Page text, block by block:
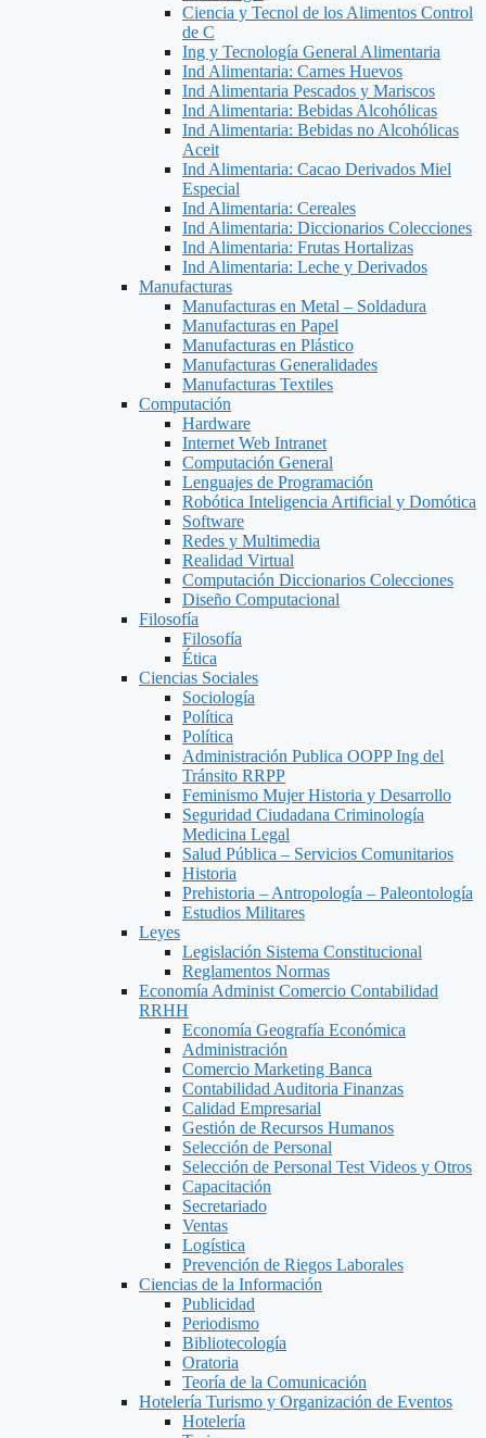
Ciencia y Tecnol de los Alimentos Control
de C
Ing y Tecnología General Alimentaria
Ind Alimentaria: Carnes Huevos
Ind Alimentaria Pescados y Mariscos
Ind Alimentaria: Bebidas Alcohólicas
Ind Alimentaria: Bebidas no Alcohólicas
Aceit
Ind Alimentaria: Cacao Derivados Miel
Especial
Ind Alimentaria: Cereales
Ind Alimentaria: Diccionarios Colecciones
Ind Alimentaria: Frutas Hortalizas
Ind Alimentaria: Leche y Derivados
Manufacturas
Manufacturas en Metal – Soldadura
Manufacturas en Papel
Manufacturas en Plástico
Manufacturas Generalidades
Manufacturas Textiles
Computación
Hardware
Internet Web Intranet
Computación General
Lenguajes de Programación
Robótica Inteligencia Artificial y Domótica
Software
Redes y Multimedia
Realidad Virtual
Computación Diccionarios Colecciones
Diseño Computacional
Filosofía
Filosofía
Ética
Ciencias Sociales
Sociología
Política
Política
Administración Publica OOPP Ing del
Tránsito RRPP
Feminismo Mujer Historia y Desarrollo
Seguridad Ciudadana Criminología
Medicina Legal
Salud Pública – Servicios Comunitarios
Historia
Prehistoria – Antropología – Paleontología
Estudios Militares
Leyes
Legislación Sistema Constitucional
Reglamentos Normas
Economía Administ Comercio Contabilidad
RRHH
Economía Geografía Económica
Administración
Comercio Marketing Banca
Contabilidad Auditoria Finanzas
Calidad Empresarial
Gestión de Recursos Humanos
Selección de Personal
Selección de Personal Test Videos y Otros
Capacitación
Secretariado
Ventas
Logística
Prevención de Riegos Laborales
Ciencias de la Información
Publicidad
Periodismo
Bibliotecología
Oratoria
Teoría de la Comunicación
Hotelería Turismo y Organización de Eventos
Hotelería